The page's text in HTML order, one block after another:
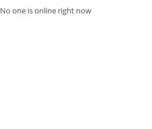
No one is online right now